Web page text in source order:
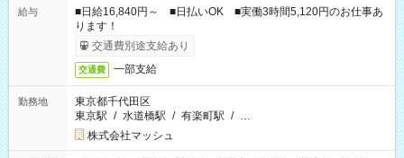
給与
■日給16,840円～ ■日払いOK ■実働3時間5,120円のお仕事あ
ります！
交通費別途支給あり
交通費 一部支給
勤務地
東京都千代田区
東京駅 / 水道橋駅 / 有楽町駅 / …
株式会社マッシュ